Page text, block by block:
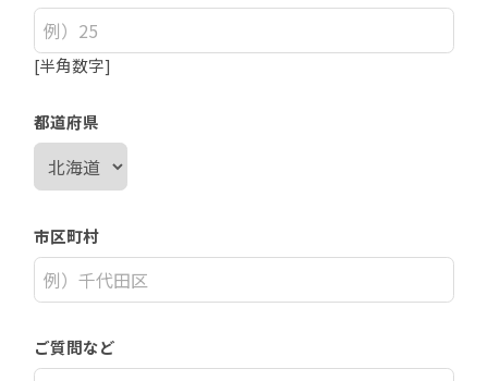
[半角数字]
都道府県
市区町村
ご質問など